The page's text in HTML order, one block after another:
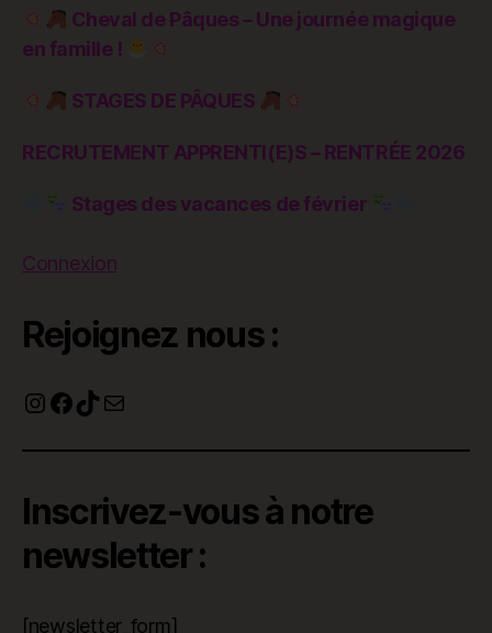
Cheval de Pâques – Une journée magique
en famille !
STAGES DE PÂQUES
RECRUTEMENT APPRENTI(E)S – RENTRÉE 2026
Stages des vacances de février
Connexion
Rejoignez nous :
Instagram
Facebook
TikTok
E-mail
Inscrivez-vous à notre
newsletter :
[newsletter_form]